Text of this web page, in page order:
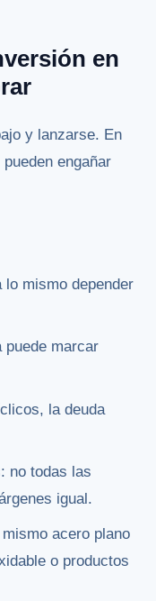
en
y lanzarse. En
engañar
lo mismo depender
puede marcar
la deuda
no todas las
igual.
acero plano
o productos